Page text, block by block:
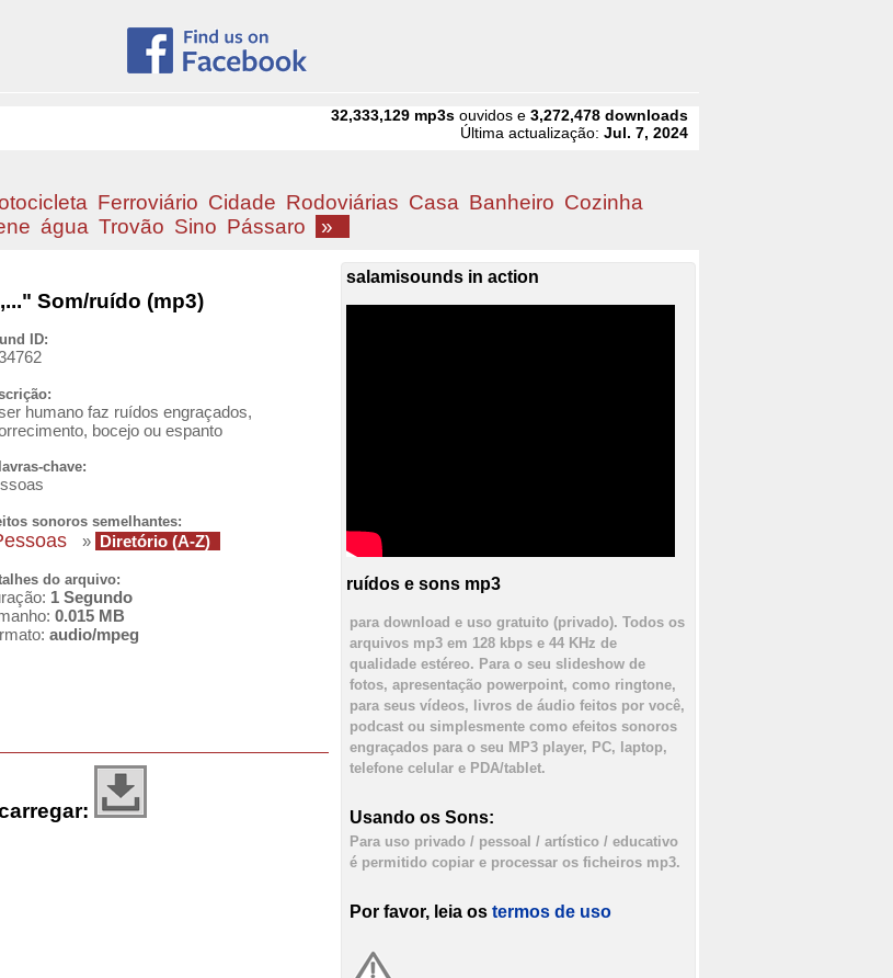
32,333,129 mp3s ouvidos e3,272,478 downloads
Última actualização:Jul. 7, 2024
Ferroviário Cidade Rodoviárias Casa Banheiro Cozinha
água Trovão Sino Pássaro »
Som/ruído (mp3)
ID:
humano faz ruídos engraçados,
bocejo ou espanto
chave:
sonoros semelhantes:
» Diretório (A-Z)
do arquivo:
1 Segundo
0.015 MB
audio/mpeg
salamisounds in action
ruídos e sons mp3
para download e uso gratuito (privado). Todos os
arquivos mp3 em 128 kbps e 44 KHz de
qualidade estéreo. Para o seu slideshow de
fotos, apresentação powerpoint, como ringtone,
para seus vídeos, livros de áudio feitos por você,
podcast ou simplesmente como efeitos sonoros
engraçados para o seu MP3 player, PC, laptop,
telefone celular e PDA/tablet.
Usando os Sons:
Para uso privado / pessoal / artístico / educativo
é permitido copiar e processar os ficheiros mp3.
Por favor, leia os termos de uso